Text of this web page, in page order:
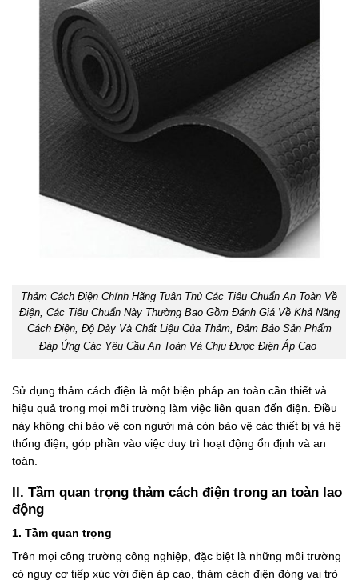
Thảm Cách Điện Chính Hãng Tuân Thủ Các Tiêu Chuẩn An Toàn Về
Điện, Các Tiêu Chuẩn Này Thường Bao Gồm Đánh Giá Về Khả Năng
Cách Điện, Độ Dày Và Chất Liệu Của Thảm, Đảm Bảo Sản Phẩm
Đáp Ứng Các Yêu Cầu An Toàn Và Chịu Được Điện Áp Cao
Sử dụng thảm cách điện là một biện pháp an toàn cần thiết và
hiệu quả trong mọi môi trường làm việc liên quan đến điện. Điều
này không chỉ bảo vệ con người mà còn bảo vệ các thiết bị và hệ
thống điện, góp phần vào việc duy trì hoạt động ổn định và an
toàn.
II. Tầm quan trọng thảm cách điện trong an toàn lao
động
1. Tầm quan trọng
Trên mọi công trường công nghiệp, đặc biệt là những môi trường
có nguy cơ tiếp xúc với điện áp cao, thảm cách điện đóng vai trò